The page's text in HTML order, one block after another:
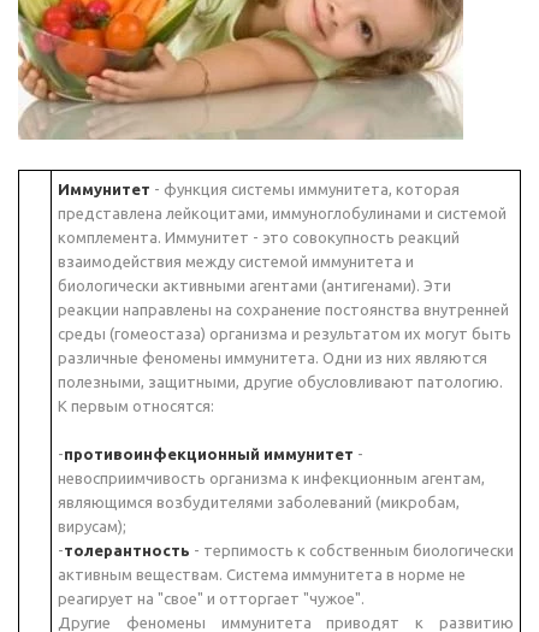
Иммунитет - функция системы иммунитета, которая
представлена лейкоцитами, иммуноглобулинами и системой
комплемента. Иммунитет - это совокупность реакций
взаимодействия между системой иммунитета и
биологически активными агентами (антигенами). Эти
реакции направлены на сохранение постоянства внутренней
среды (гомеостаза) организма и результатом их могут быть
различные феномены иммунитета. Одни из них являются
полезными, защитными, другие обусловливают патологию.
К первым относятся:
-противоинфекционный иммунитет -
невосприимчивость организма к инфекционным агентам,
являющимся возбудителями заболеваний (микробам,
вирусам);
-толерантность - терпимость к собственным биологически
активным веществам. Система иммунитета в норме не
реагирует на "свое" и отторгает "чужое".
Другие феномены иммунитета приводят к развитию